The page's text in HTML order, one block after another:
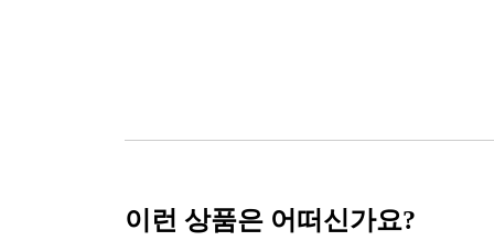
이런 상품은 어떠신가요?